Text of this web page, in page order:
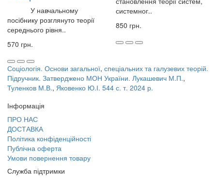
У навчальному
посібнику розглянуто теорії
середнього рівня..
570 грн.
системног..
850 грн.
Соціологія. Основи загальної, спеціальних та галузевих теорій.
Підручник. Затверджено МОН України. Лукашевич М.П.,
Туленков М.В., Яковенко Ю.І. 544 с. т. 2024 р.
Інформація
ПРО НАС
ДОСТАВКА
Політика конфіденційності
Публічна оферта
Умови повернення товару
Служба підтримки